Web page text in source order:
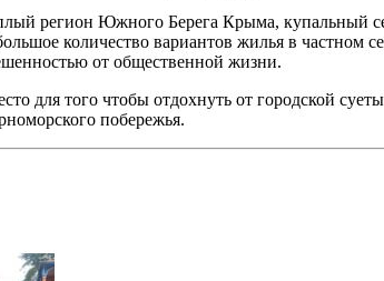
регион Южного Берега Крыма, купальный
количество вариантов жилья в частном
от общественной жизни.
для того чтобы отдохнуть от городской
побережья.